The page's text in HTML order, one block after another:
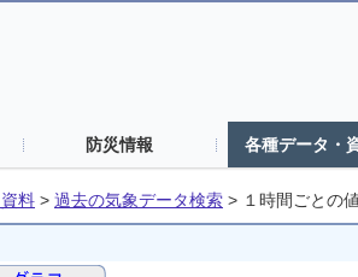
防災情報 各種データ・
料 > 過去の気象データ検索 > １時間ごとの